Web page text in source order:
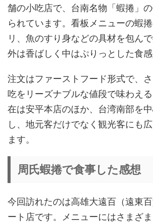
舗の小吃店で、台南名物「蝦捲」
られています。看板メニューの蝦
リ、魚のすり身などの具材を包んで
外は香ばしく中はぷりっとした食感
注文はファーストフード形式で、
吃をリーズナブルな値段で味わえ
在は安平本店のほか、台湾南部を
し、地元客だけでなく観光客にも
ます。
周氏蝦捲で食事した感想
今回訪れたのは高雄大遠百（遠東
ート店です。メニューにはさまざ